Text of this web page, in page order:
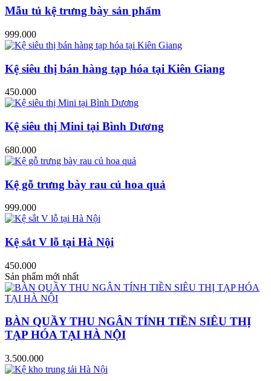
Mẫu tủ kệ trưng bày sản phẩm
999.000
Kệ siêu thị bán hàng tạp hóa tại Kiên Giang
450.000
Kệ siêu thị Mini tại Bình Dương
680.000
Kệ gỗ trưng bày rau củ hoa quả
999.000
Kệ sắt V lỗ tại Hà Nội
450.000
Sản phẩm mới nhất
BÀN QUẦY THU NGÂN TÍNH TIỀN SIÊU THỊ
TẠP HÓA TẠI HÀ NỘI
3.500.000